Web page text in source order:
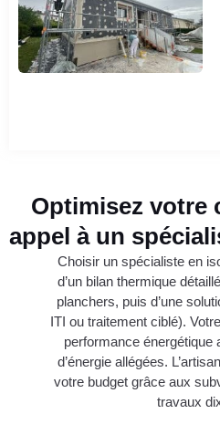
Optimisez votre
appel à un
Choisir un spécialiste en
d’un bilan thermique
planchers, puis d’une
ITI ou traitement ciblé).
performance énergétique
d’énergie allégées.
votre budget grâce aux
travaux